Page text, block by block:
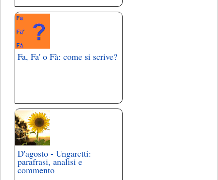
Fa, Fa' o Fà: come si scrive?
D'agosto - Ungaretti:
parafrasi, analisi e
commento